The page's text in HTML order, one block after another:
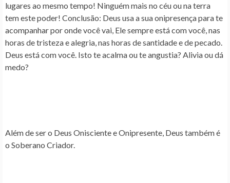
lugares ao mesmo tempo! Ninguém mais no céu ou na terra
tem este poder! Conclusão: Deus usa a sua onipresença para te
acompanhar por onde você vai, Ele sempre está com você, nas
horas de tristeza e alegria, nas horas de santidade e de pecado.
Deus está com você. Isto te acalma ou te angustia? Alivia ou dá
medo?
Além de ser o Deus Onisciente e Onipresente, Deus também é
o Soberano Criador.